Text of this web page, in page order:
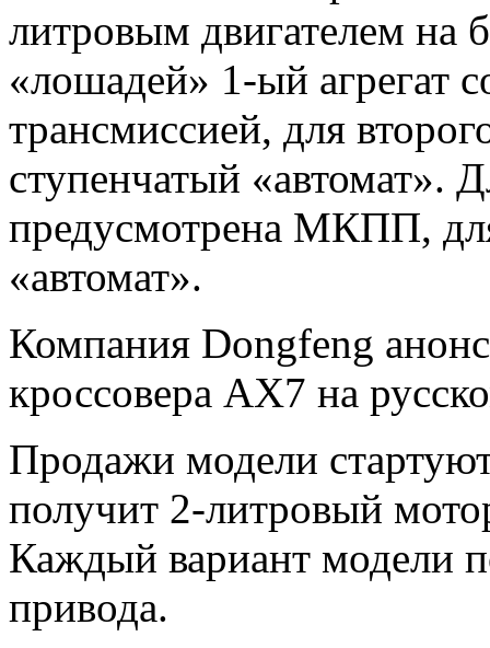
литровым двигателем на
«лошадей» 1-ый агрегат
трансмиссией, для
ступенчатый «автомат».
предусмотрена МКПП,
«автомат».
Компания Dongfeng
кроссовера AX7 на
Продажи модели
получит 2-литровый
Каждый вариант модели
привода.